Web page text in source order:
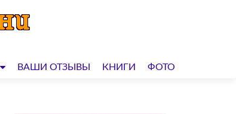
ВАШИ ОТЗЫВЫ КНИГИ ФОТО